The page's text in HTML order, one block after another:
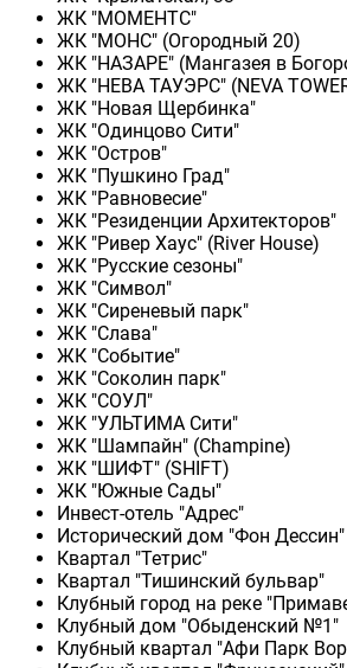
ЖК "МОМЕНТС"
ЖК "МОНС" (Огородный 20)
ЖК "НАЗАРЕ" (Мангазея в
ЖК "НЕВА ТАУЭРС" (NEVA
ЖК "Новая Щербинка"
ЖК "Одинцово Сити"
ЖК "Остров"
ЖК "Пушкино Град"
ЖК "Равновесие"
ЖК "Резиденции Архитекторов"
ЖК "Ривер Хаус" (River Нouse)
ЖК "Русские сезоны"
ЖК "Символ"
ЖК "Сиреневый парк"
ЖК "Слава"
ЖК "Событие"
ЖК "Соколин парк"
ЖК "СОУЛ"
ЖК "УЛЬТИМА Сити"
ЖК "Шампайн" (Champine)
ЖК "ШИФТ" (SHIFT)
ЖК "Южные Сады"
Инвест-отель "Адрес"
Исторический дом "Фон Дессин"
Квартал "Тетрис"
Квартал "Тишинский бульвар"
Клубный город на реке
Клубный дом "Обыденский №1"
Клубный квартал "Афи Парк